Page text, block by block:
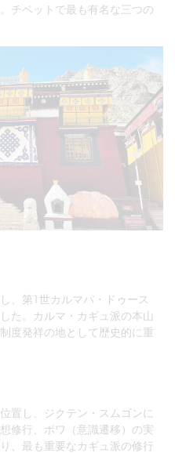
チベットで最も有名な三つの
、第1世カルマパ・ドゥース
た。カルマ・カギュ派の本山
度発祥の地として歴史的に重
置し、ジクテン・スムゴンに
修行、ポワ（意識遷移）の実
、最も重要なカギュ派の修行